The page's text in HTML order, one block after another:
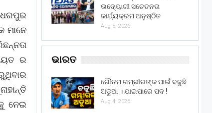
ମାନେ
ର
ନେଇ
ଉଦ୍ୟୋଗୀ ସଚେତନତା
କାର୍ଯ୍ୟକ୍ରମ ଅନୁଷ୍ଠିତ
Aug 5, 2026
ଭାରତ
ଗୌତମ ଗମ୍ଭୀରଙ୍କ ପାଇଁ ବଢୁଛି
ଅଡୁଆ । ଯାଇପାରେ ପଦ !
Aug 4, 2026